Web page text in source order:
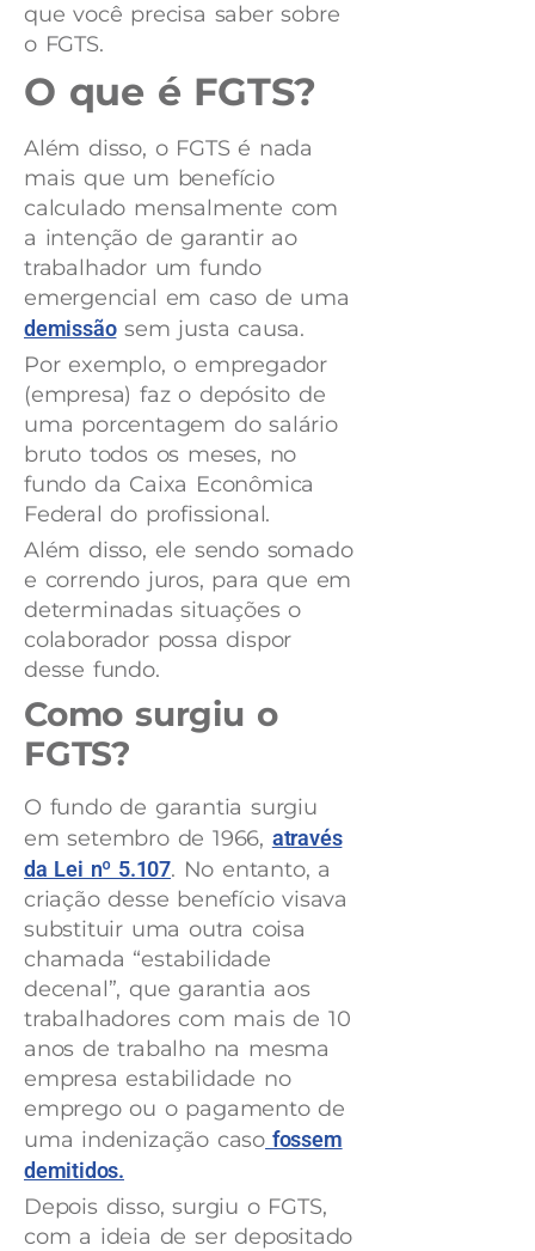
que você precisa saber sobre
o FGTS.
O que é FGTS?
Além disso, o FGTS é nada
mais que um benefício
calculado mensalmente com
a intenção de garantir ao
trabalhador um fundo
emergencial em caso de uma
demissãosem justa causa.
Por exemplo, o empregador
(empresa) faz o depósito de
uma porcentagem do salário
bruto todos os meses, no
fundo da Caixa Econômica
Federal do profissional.
Além disso, ele sendo somado
e correndo juros, para que em
determinadas situações o
colaborador possa dispor
desse fundo.
Como surgiu o
FGTS?
O fundo de garantia surgiu
em setembro de 1966, através
da Lei nº 5.107. No entanto, a
criação desse benefício visava
substituir uma outra coisa
chamada “estabilidade
decenal”, que garantia aos
trabalhadores com mais de 10
anos de trabalho na mesma
empresa estabilidade no
emprego ou o pagamento de
uma indenização caso fossem
demitidos.
Depois disso, surgiu o FGTS,
com a ideia de ser depositado